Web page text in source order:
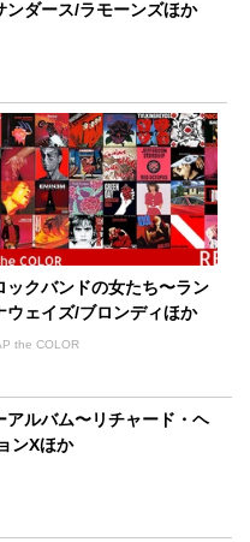
ンダース/ラモーンズほか
ックバンドの女たち〜ラン
ウェイズ/ブロンディほか
the COLOR
アルバム〜リチャード・ヘ
ンXほか